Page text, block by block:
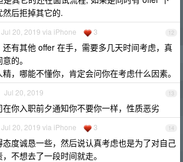
后拒掉其它的.
12
Jul 20, 2019 via iPhone 3
还有其他 offer 在手，需要多几天时间考虑，真
的。
，哪能不懂你，肯定会问你在考虑什么因素。
13
Jul 20, 2019
你入职前夕通知你不要你一样，性质恶劣
14
Jul 20, 2019 via iPhone 3
度诚恳一些，然后说认真考虑也是为了对自己
不想去了一段时间就走。